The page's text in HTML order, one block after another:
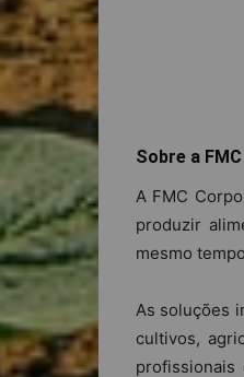
Sobre a FMC
A FMC
produzir
mesmo
As soluções
cultivos,